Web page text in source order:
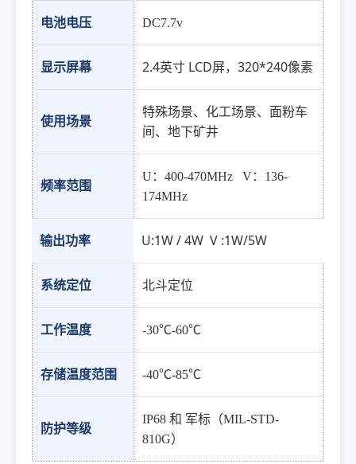
电池电压 DC7.7v
显示屏幕 2.4英寸 LCD屏，320*240像素
使用场景
特殊场景、化工场景、面粉车
间、地下矿井
频率范围
U：400-470MHz V：136-
174MHz
输出功率 U:1W / 4W V :1W/5W
系统定位 北斗定位
工作温度 -30℃-60℃
存储温度范围 -40℃-85℃
防护等级
IP68 和 军标（MIL-STD-
810G）